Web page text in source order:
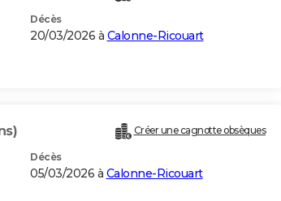
Décès
20/03/2026 à Calonne-Ricouart
Créer une cagnotte obsèques
Décès
05/03/2026 à Calonne-Ricouart